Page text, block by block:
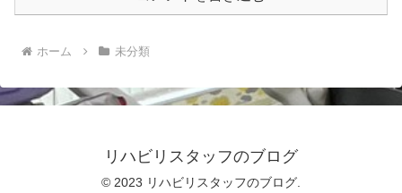
ホーム 未分類
リハビリスタッフのブログ
© 2023 リハビリスタッフのブログ.